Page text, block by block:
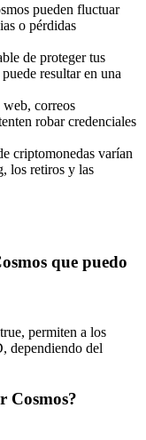
pueden fluctuar
o pérdidas
de proteger tus
resultar en una
correos
robar credenciales
criptomonedas varían
los retiros y las
que puedo
permiten a los
dependiendo del
Cosmos?